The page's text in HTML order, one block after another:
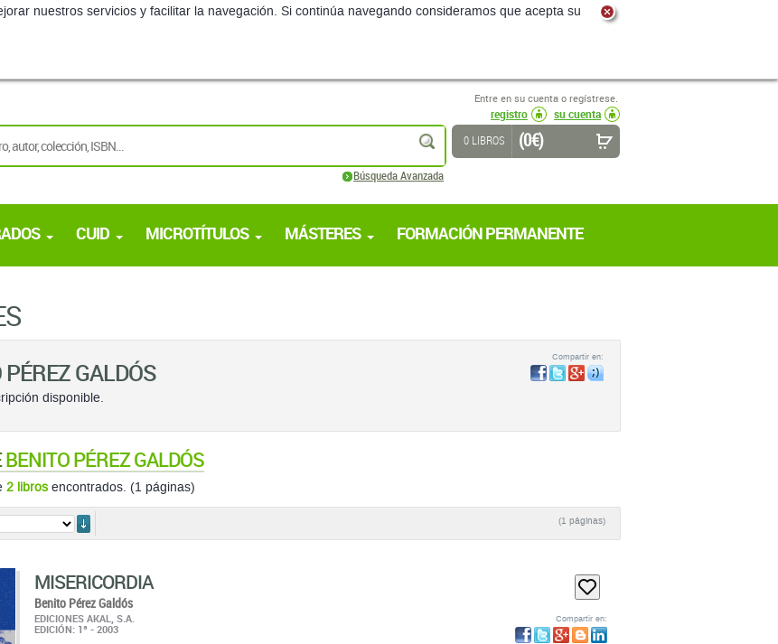
nuestros servicios y facilitar la navegación. Si continúa navegando consideramos que acepta su
Entre en su cuenta o regístrese.
registro
su cuenta
buscar
Búsqueda Avanzada
0 LIBROS (0 €)
CUID MICROTÍTULOS MÁSTERES FORMACIÓN PERMANENTE
PÉREZ GALDÓS
Compartir en:
disponible.
BENITO PÉREZ GALDÓS
2 librosencontrados. (1 páginas)
ordenar (1 páginas)
MISERICORDIA
Benito Pérez Galdós
EDICIONES AKAL, S.A.
EDICIÓN: 1ª - 2003
Compartir en: